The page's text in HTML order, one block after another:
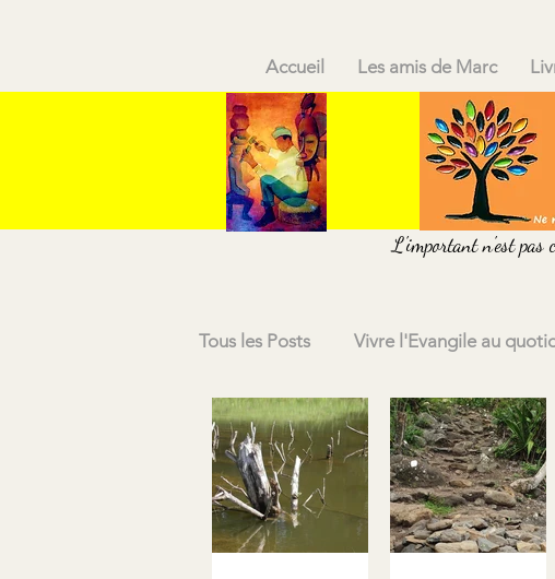
Accueil Les amis de Marc
L'important n'est pas
Tous les Posts Vivre l'Evangile au